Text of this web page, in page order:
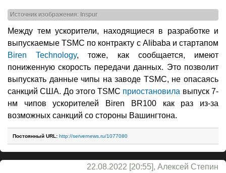
Источник изображения: Inspur
Между тем ускорители, находящиеся в разработке и
выпускаемые TSMC по контракту с Alibaba и стартапом
Biren Technology, тоже, как сообщается, имеют
пониженную скорость передачи данных. Это позволит
выпускать данные чипы на заводе TSMC, не опасаясь
санкций США. До этого TSMC приостановила выпуск 7-
нм чипов ускорителей Biren BR100 как раз из-за
возможных санкций со стороны Вашингтона.
Постоянный URL: http://servernews.ru/1077080
22.08.2022 [20:55], Алексей Степин